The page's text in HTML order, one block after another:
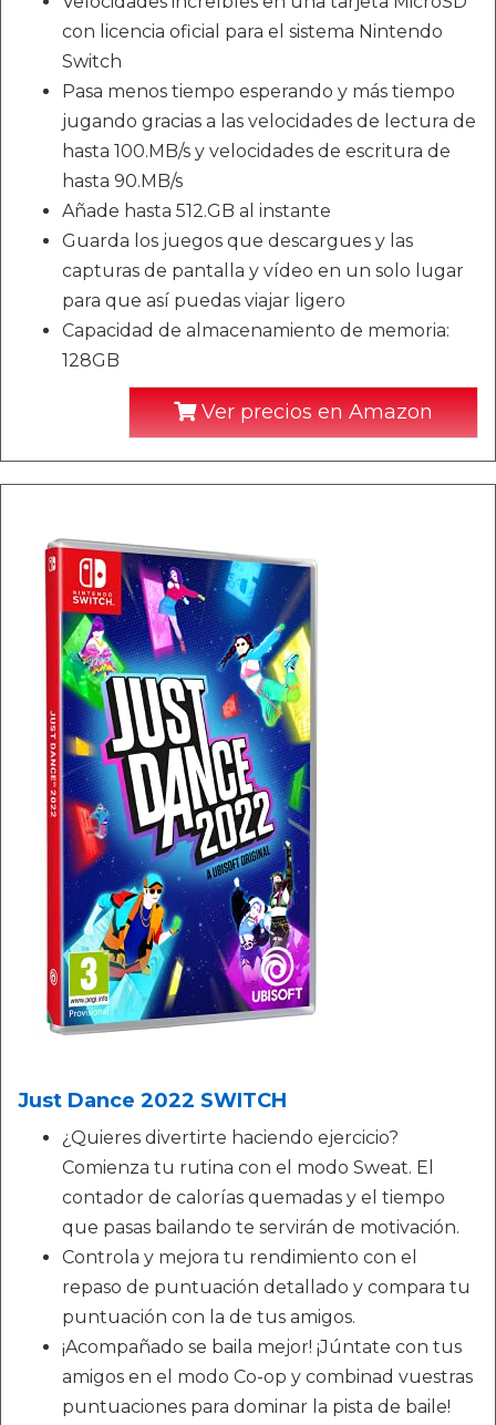
con licencia oficial para el sistema Nintendo
Switch
Pasa menos tiempo esperando y más tiempo
jugando gracias a las velocidades de lectura de
hasta 100.MB/s y velocidades de escritura de
hasta 90.MB/s
Añade hasta 512.GB al instante
Guarda los juegos que descargues y las
capturas de pantalla y vídeo en un solo lugar
para que así puedas viajar ligero
Capacidad de almacenamiento de memoria:
128GB
Ver precios en Amazon
Just Dance 2022 SWITCH
¿Quieres divertirte haciendo ejercicio?
Comienza tu rutina con el modo Sweat. El
contador de calorías quemadas y el tiempo
que pasas bailando te servirán de motivación.
Controla y mejora tu rendimiento con el
repaso de puntuación detallado y compara tu
puntuación con la de tus amigos.
¡Acompañado se baila mejor! ¡Júntate con tus
amigos en el modo Co-op y combinad vuestras
puntuaciones para dominar la pista de baile!